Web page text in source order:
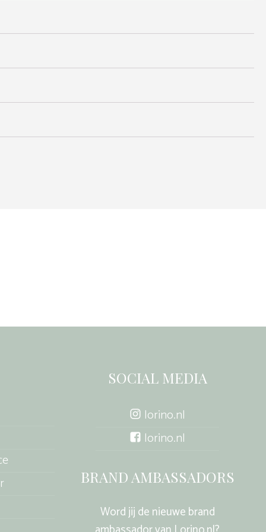
SOCIAL MEDIA
lorino.nl
lorino.nl
BRAND AMBASSADORS
Word jij de nieuwe brand